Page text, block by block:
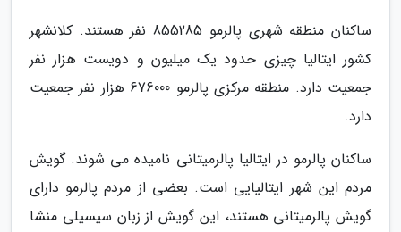
ساکنان منطقه شهری پالرمو 855285 نفر هستند. کلانشهر
کشور ایتالیا چیزی حدود یک میلیون و دویست هزار نفر
جمعیت دارد. منطقه مرکزی پالرمو 676000 هزار نفر جمعیت
دارد.
ساکنان پالرمو در ایتالیا پالرمیتانی نامیده می شوند. گویش
مردم این شهر ایتالیایی است. بعضی از مردم پالرمو دارای
گویش پالرمیتانی هستند، این گویش از زبان سیسیلی منشا